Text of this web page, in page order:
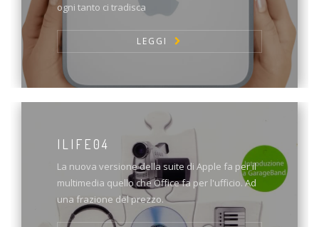
ogni tanto ci tradisca
LEGGI
ILIFE04
La nuova versione della suite di Apple fa per il
multimedia quello che Office fa per l'ufficio. Ad
una frazione del prezzo.